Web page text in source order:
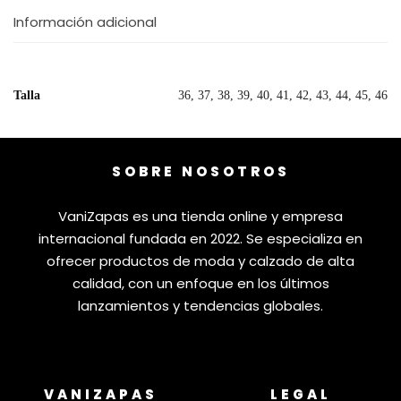
Información adicional
Talla 36, 37, 38, 39, 40, 41, 42, 43, 44, 45, 46
SOBRE NOSOTROS
VaniZapas es una tienda online y empresa
internacional fundada en 2022. Se especializa en
ofrecer productos de moda y calzado de alta
calidad, con un enfoque en los últimos
lanzamientos y tendencias globales.
VANIZAPAS LEGAL